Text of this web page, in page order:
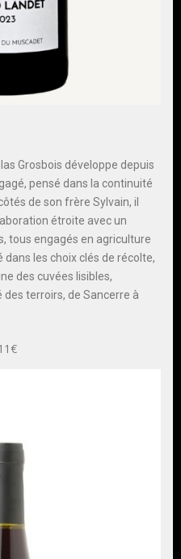
Grosbois développe depuis
pensé dans la continuité
de son frère Sylvain, il
étroite avec un
tous engagés en agriculture
dans les choix clés de récolte,
des cuvées lisibles,
des terroirs, de Sancerre à